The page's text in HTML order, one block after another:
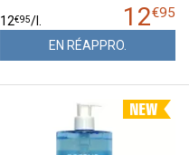
12€95
12€95/
EN RÉAPPRO.